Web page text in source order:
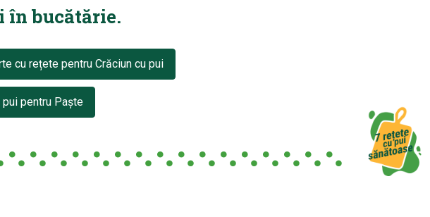
în bucătărie.
cu rețete pentru Crăciun cu pui
pentru Paște